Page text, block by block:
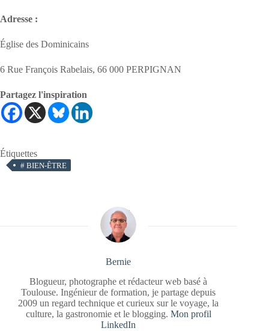
Adresse :
Église des Dominicains
6 Rue François Rabelais, 66 000 PERPIGNAN
Partagez l'inspiration
Étiquettes
# BIEN-ÊTRE
Bernie
Blogueur, photographe et rédacteur web basé à
Toulouse. Ingénieur de formation, je partage depuis
2009 un regard technique et curieux sur le voyage, la
culture, la gastronomie et le blogging. Mon profil
LinkedIn